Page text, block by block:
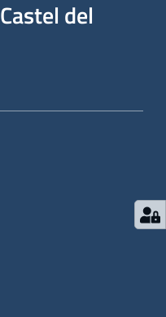
del